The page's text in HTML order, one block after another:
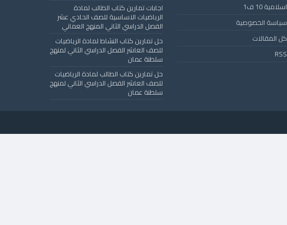
اسلامية 10 ف1
سياسة الخصوصية
كل المقالات
RSS
اجابات تمارين كتاب الطالب لمادة
الرياضيات الاساسية للصف الحادي عشر
الفصل الدراسي الثاني المنهج العماني
حل تمارين كتاب النشاط لمادة الرياضيات
للصف العاشر الفصل الدراسي الثاني لمنهج
سلطنة عمان
حل تمارين كتاب الطالب لمادة الرياضيات
للصف العاشر الفصل الدراسي الثاني لمنهج
سلطنة عمان